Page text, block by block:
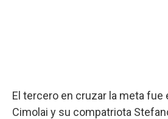
El tercero en cruzar la meta fue
Cimolai y su compatriota